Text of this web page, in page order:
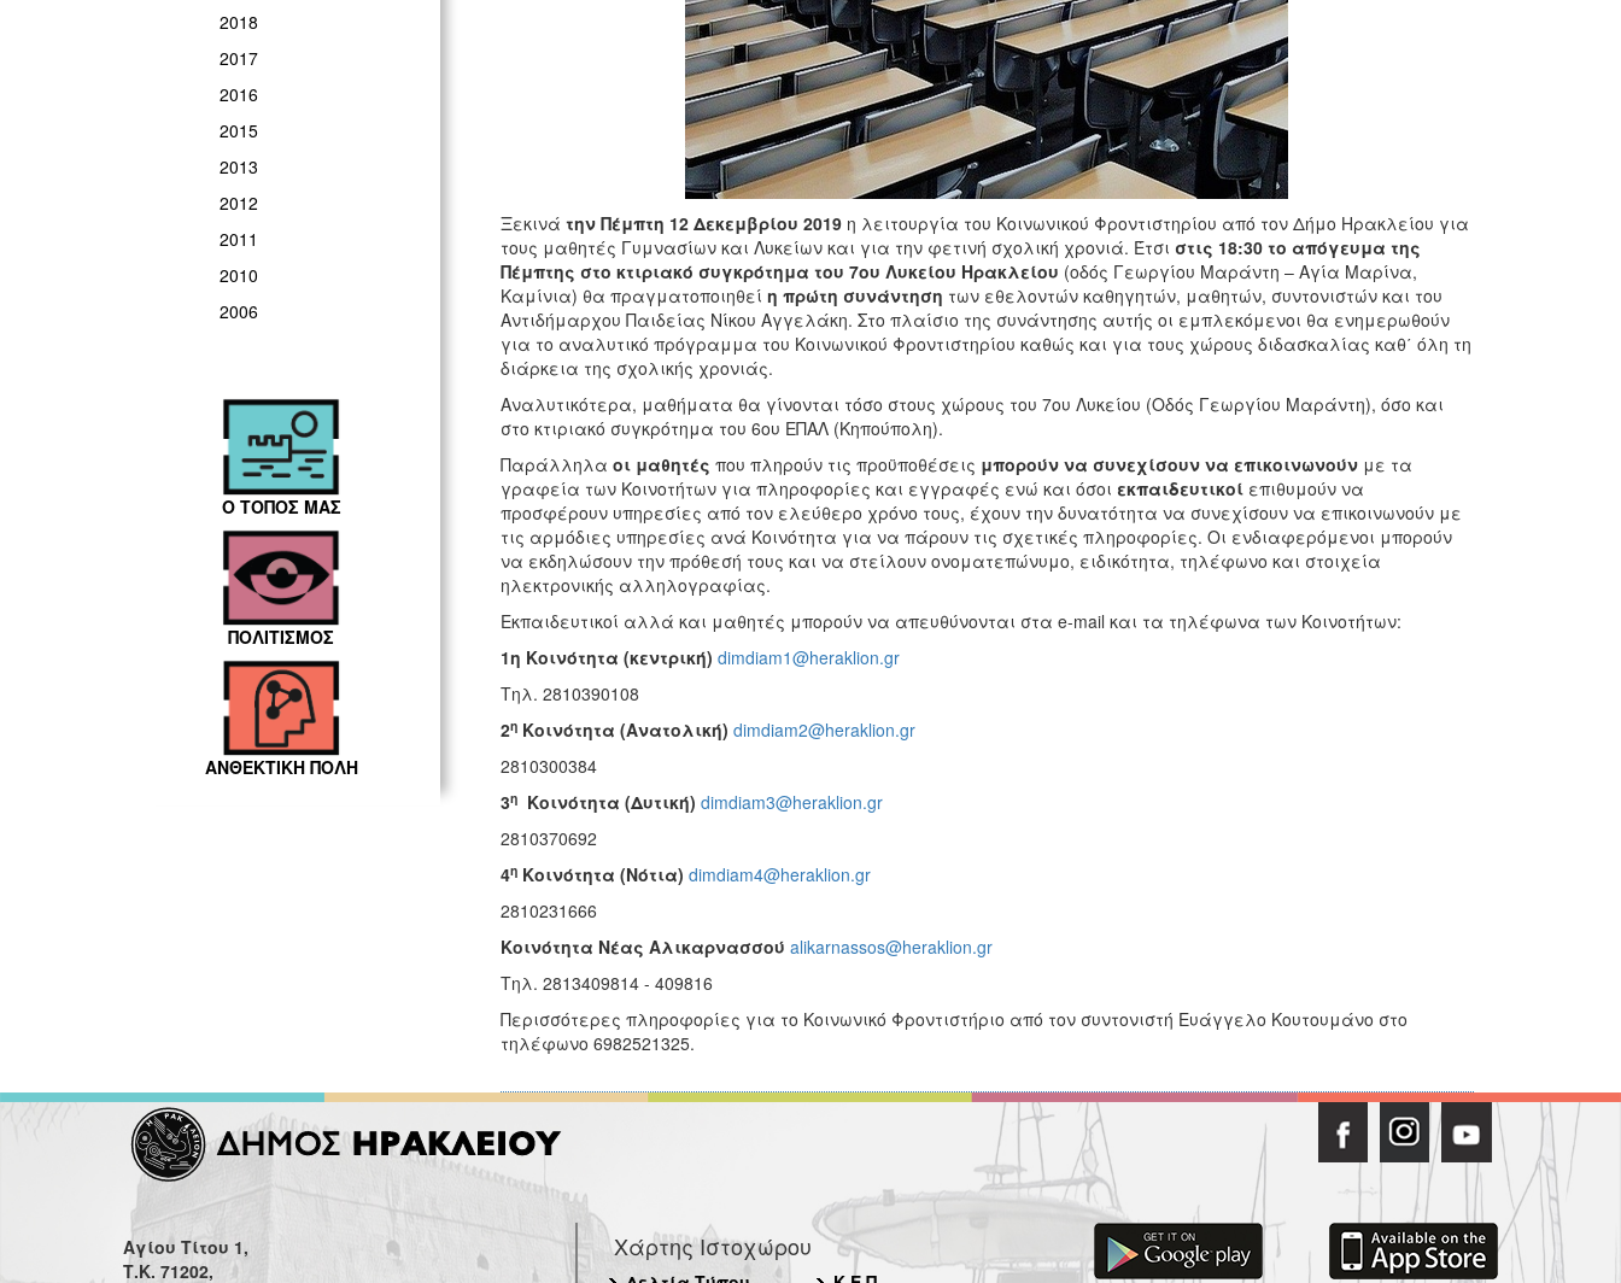
2018
2017
2016
2015
2013
2012
2011
2010
2006
Ο ΤΟΠΟΣ ΜΑΣ
ΠΟΛΙΤΙΣΜΟΣ
ΑΝΘΕΚΤΙΚΗ ΠΟΛΗ
Ξεκινά την Πέμπτη 12 Δεκεμβρίου 2019η λειτουργία του Κοινωνικού Φροντιστηρίου από τον Δήμο Ηρακλείου για
τους μαθητές Γυμνασίων και Λυκείων και για την φετινή σχολική χρονιά. Έτσι στις 18:30 το απόγευμα της
Πέμπτης στο κτιριακό συγκρότημα του 7ου Λυκείου Ηρακλείου (οδός Γεωργίου Μαράντη – Αγία Μαρίνα,
Καμίνια) θα πραγματοποιηθεί η πρώτη συνάντηση των εθελοντών καθηγητών, μαθητών, συντονιστών και του
Αντιδήμαρχου Παιδείας Νίκου Αγγελάκη. Στο πλαίσιο της συνάντησης αυτής οι εμπλεκόμενοι θα ενημερωθούν
για το αναλυτικό πρόγραμμα του Κοινωνικού Φροντιστηρίου καθώς και για τους χώρους διδασκαλίας καθ΄ όλη τη
διάρκεια της σχολικής χρονιάς.
Αναλυτικότερα, μαθήματα θα γίνονται τόσο στους χώρους του 7ου Λυκείου (Οδός Γεωργίου Μαράντη), όσο και
στο κτιριακό συγκρότημα του 6ου ΕΠΑΛ (Κηπούπολη).
Παράλληλα οι μαθητές που πληρούν τις προϋποθέσεις μπορούν να συνεχίσουν να επικοινωνούνμε τα
γραφεία των Κοινοτήτων για πληροφορίες και εγγραφές ενώ και όσοι εκπαιδευτικοίεπιθυμούν να
προσφέρουν υπηρεσίες από τον ελεύθερο χρόνο τους, έχουν την δυνατότητα να συνεχίσουν να επικοινωνούν με
τις αρμόδιες υπηρεσίες ανά Κοινότητα για να πάρουν τις σχετικές πληροφορίες. Οι ενδιαφερόμενοι μπορούν
να εκδηλώσουν την πρόθεσή τους και να στείλουν ονοματεπώνυμο, ειδικότητα, τηλέφωνο και στοιχεία
ηλεκτρονικής αλληλογραφίας.
Εκπαιδευτικοί αλλά και μαθητές μπορούν να απευθύνονται στα e-mail και τα τηλέφωνα των Κοινοτήτων:
1η Κοινότητα (κεντρική) dimdiam1@heraklion.gr
Τηλ. 2810390108
2ηΚοινότητα (Ανατολική) dimdiam2@heraklion.gr
2810300384
3ηΚοινότητα (Δυτική) dimdiam3@heraklion.gr
2810370692
4ηΚοινότητα (Νότια) dimdiam4@heraklion.gr
2810231666
Κοινότητα Νέας Αλικαρνασσού alikarnassos@heraklion.gr
Τηλ. 2813409814 - 409816
Περισσότερες πληροφορίες για το Κοινωνικό Φροντιστήριο από τον συντονιστή Ευάγγελο Κουτουμάνο στο
τηλέφωνο 6982521325.
Αγίου Τίτου 1,
Τ.Κ. 71202,
Χάρτης Ιστοχώρου